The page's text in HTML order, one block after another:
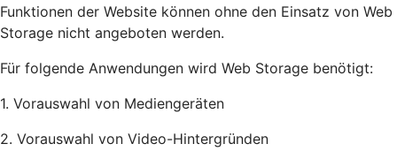
Funktionen der Website können ohne den Einsatz von Web
Storage nicht angeboten werden.
Für folgende Anwendungen wird Web Storage benötigt:
1. Vorauswahl von Mediengeräten
2. Vorauswahl von Video-Hintergründen